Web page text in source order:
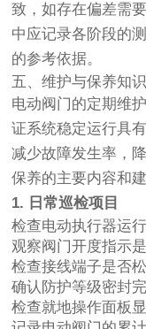
致，如存在偏差需
中应记录各阶段的
的参考依据。
五、维护与保养知识
电动阀门的定期维
证系统稳定运行具
减少故障发生率，
保养的主要内容和建
1. 日常巡检项目
检查电动执行器运
观察阀门开度指示
检查接线端子是否
确认防护等级密封
检查就地操作面板